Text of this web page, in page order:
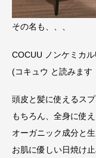
その名も、、、
COCUU ノンケミカ
(コキュウ と読みます
頭皮と髪に使えるス
もちろん、全身に使え
オーガニック成分と
お肌に優しい日焼け止